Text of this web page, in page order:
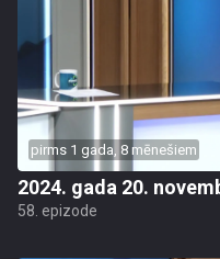
pirms 1 gada, 8 mēnešiem
2024. gada 20.
58. epizode